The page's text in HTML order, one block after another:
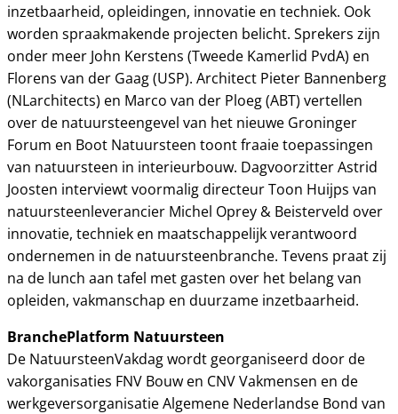
inzetbaarheid, opleidingen, innovatie en techniek. Ook
worden spraakmakende projecten belicht. Sprekers zijn
onder meer John Kerstens (Tweede Kamerlid PvdA) en
Florens van der Gaag (USP). Architect Pieter Bannenberg
(NLarchitects) en Marco van der Ploeg (ABT) vertellen
over de natuursteengevel van het nieuwe Groninger
Forum en Boot Natuursteen toont fraaie toepassingen
van natuursteen in interieurbouw. Dagvoorzitter Astrid
Joosten interviewt voormalig directeur Toon Huijps van
natuursteenleverancier Michel Oprey & Beisterveld over
innovatie, techniek en maatschappelijk verantwoord
ondernemen in de natuursteenbranche. Tevens praat zij
na de lunch aan tafel met gasten over het belang van
opleiden, vakmanschap en duurzame inzetbaarheid.
BranchePlatform Natuursteen
De NatuursteenVakdag wordt georganiseerd door de
vakorganisaties FNV Bouw en CNV Vakmensen en de
werkgeversorganisatie Algemene Nederlandse Bond van